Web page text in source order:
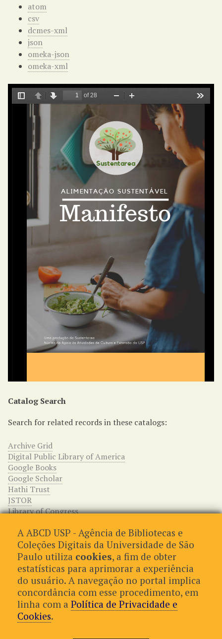
atom
csv
dcmes-xml
json
omeka-json
omeka-xml
Catalog Search
Search for related records in these catalogs:
Archive Grid
Digital Public Library of America
Google Books
Google Scholar
Hathi Trust
JSTOR
Library of Congress
Relações entre os itens
This item has no relations.
← Item Anterior Próximo Item →
A ABCD USP - Agência de Bibliotecas e
Coleções Digitais da Universidade de São
Paulo utiliza cookies, a fim de obter
estatísticas para aprimorar a experiência
do usuário. A navegação no portal implica
concordância com esse procedimento, em
linha com aPolítica de Privacidade e
Cookies.